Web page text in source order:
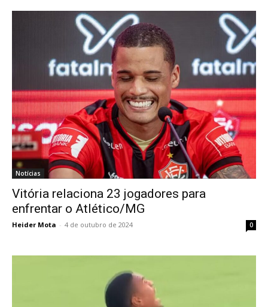
Notícias
Vitória relaciona 23 jogadores para
enfrentar o Atlético/MG
Heider Mota - 4 de outubro de 2024 0